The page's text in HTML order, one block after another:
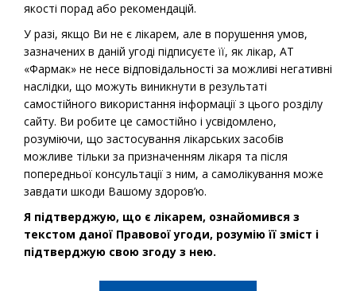
Діюча речовина: Еноксапарин натрію
якості порад або рекомендацій.
У разі, якщо Ви не є лікарем, але в порушення умов,
зазначених в даній угоді підписуєте її, як лікар, АТ
«Фармак» не несе відповідальності за можливі негативні
наслідки, що можуть виникнути в результаті
самостійного використання інформації з цього розділу
сайту. Ви робите це самостійно і усвідомлено,
розуміючи, що застосування лікарських засобів
можливе тільки за призначенням лікаря та після
попередньої консультації з ним, а самолікування може
завдати шкоди Вашому здоров’ю.
Я підтверджую, що є лікарем, ознайомився з
текстом даної Правової угоди, розумію її зміст і
підтверджую свою згоду з нею.